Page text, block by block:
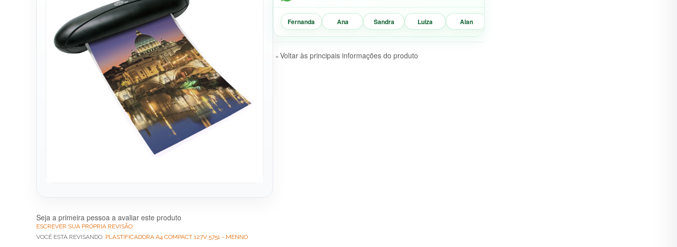
Fernanda Ana Sandra Luiza Alan
« Voltar às principais informações do produto
Seja a primeira pessoa a avaliar este produto
ESCREVER SUA PRÓPRIA REVISÃO
VOCÊ ESTÁ REVISANDO: PLASTIFICADORA A4 COMPACT 127V 5751 - MENNO